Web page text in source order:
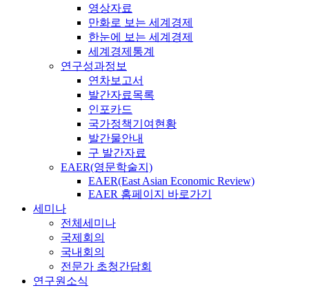
영상자료
만화로 보는 세계경제
한눈에 보는 세계경제
세계경제통계
연구성과정보
연차보고서
발간자료목록
인포카드
국가정책기여현황
발간물안내
구 발간자료
EAER(영문학술지)
EAER(East Asian Economic Review)
EAER 홈페이지 바로가기
세미나
전체세미나
국제회의
국내회의
전문가 초청간담회
연구원소식